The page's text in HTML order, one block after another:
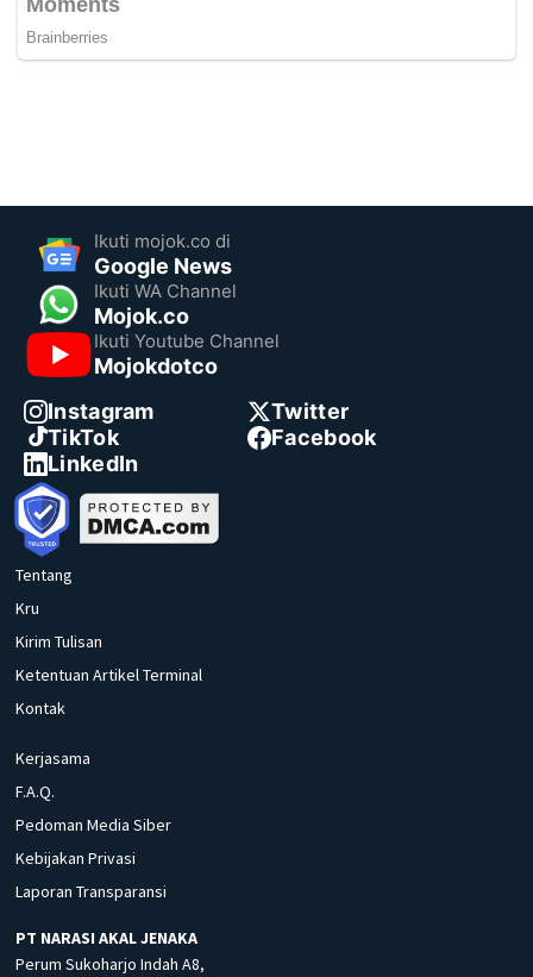
Ikuti mojok.co di
Google News
Ikuti WA Channel
Mojok.co
Ikuti Youtube Channel
Mojokdotco
Instagram
Twitter
TikTok
Facebook
LinkedIn
Tentang
Kru
Kirim Tulisan
Ketentuan Artikel Terminal
Kontak
Kerjasama
F.A.Q.
Pedoman Media Siber
Kebijakan Privasi
Laporan Transparansi
PT NARASI AKAL JENAKA
Perum Sukoharjo Indah A8,